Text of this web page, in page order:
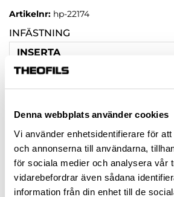
Denna webbplats använder cookies
Vi använder enhetsidentifierare för
och annonserna till användarna,
för sociala medier och analysera vår
vidarebefordrar även sådana
information från din enhet till de
Artikelnr: hp-22174
INFÄSTNING
INSERTA
SKRUVNING
Rensa val
st
VÄLJ